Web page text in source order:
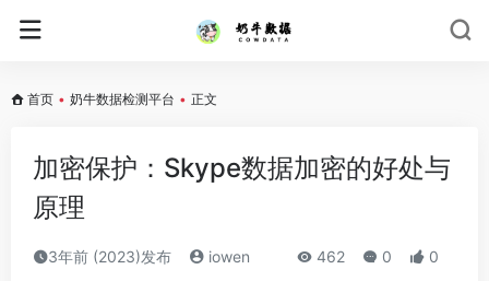
首页 • 奶牛数据检测平台 • 正文
加密保护：Skype数据加密的好处与
原理
3年前 (2023)发布 iowen 462 0 0